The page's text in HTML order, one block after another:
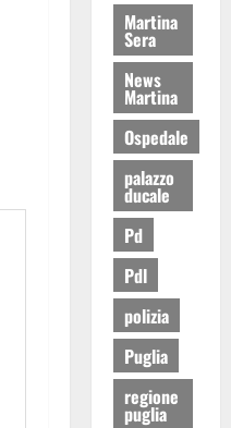
Martina
Sera
News
Martina
Ospedale
palazzo
ducale
Pd
Pdl
polizia
Puglia
regione
puglia